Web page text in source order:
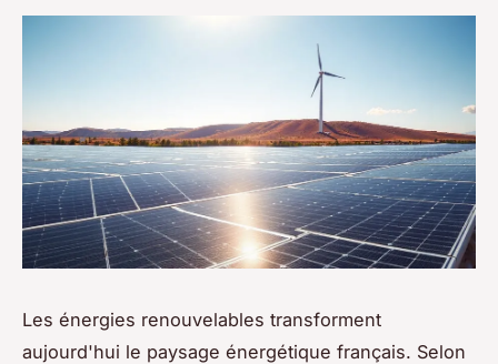
Les énergies renouvelables transforment
aujourd'hui le paysage énergétique français. Selon